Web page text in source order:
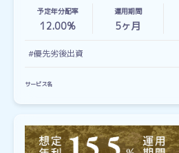
予定年分配率
12.00%
運用期間
5ヶ月
#優先劣後出資
サービス名